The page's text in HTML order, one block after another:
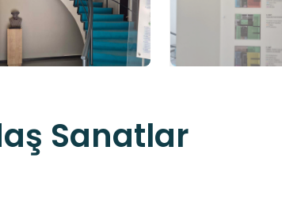
Sanatlar